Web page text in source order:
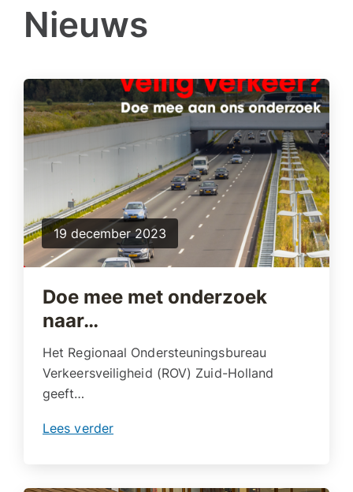
Nieuws
Doe mee met onderzoek
naar…
19 december 2023
Het Regionaal Ondersteuningsbureau
Verkeersveiligheid (ROV) Zuid-Holland
geeft…
Lees verder